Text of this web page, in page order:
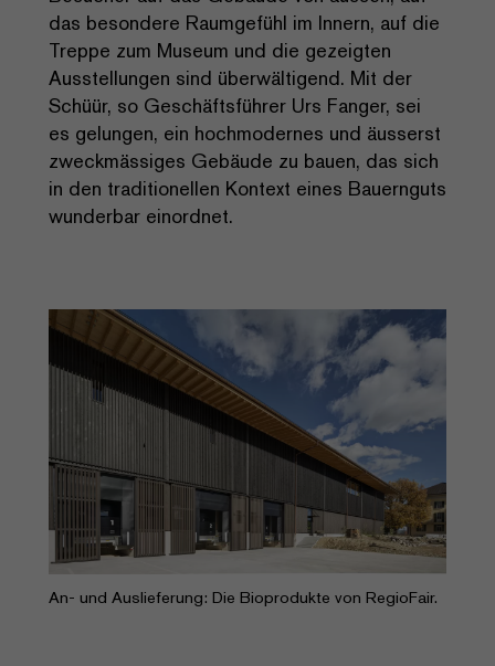
das besondere Raumgefühl im Innern, auf die
Treppe zum Museum und die gezeigten
Ausstellungen sind überwältigend. Mit der
Schüür, so Geschäftsführer Urs Fanger, sei
es gelungen, ein hochmodernes und äusserst
zweckmässiges Gebäude zu bauen, das sich
in den traditionellen Kontext eines Bauernguts
wunderbar einordnet.
An- und Auslieferung: Die Bioprodukte von RegioFair.